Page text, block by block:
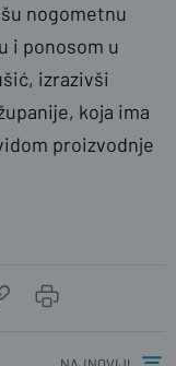
nogometnu
i ponosom u
izrazivši
koja ima
proizvodnje